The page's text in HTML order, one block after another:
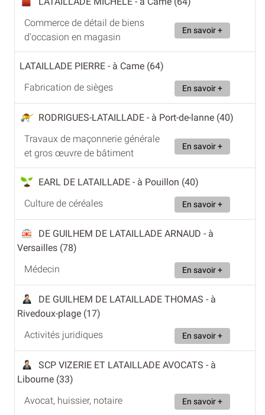
Commerce de détail de biens
d'occasion en magasin
En savoir +
LATAILLADE PIERRE - à Came (64)
Fabrication de sièges
En savoir +
RODRIGUES-LATAILLADE - à Port-de-lanne (40)
Travaux de maçonnerie générale
et gros œuvre de bâtiment
En savoir +
EARL DE LATAILLADE - à Pouillon (40)
Culture de céréales
En savoir +
DE GUILHEM DE LATAILLADE ARNAUD - à
Versailles (78)
Médecin
En savoir +
DE GUILHEM DE LATAILLADE THOMAS - à
Rivedoux-plage (17)
Activités juridiques
En savoir +
SCP VIZERIE ET LATAILLADE AVOCATS - à
Libourne (33)
Avocat, huissier, notaire
En savoir +